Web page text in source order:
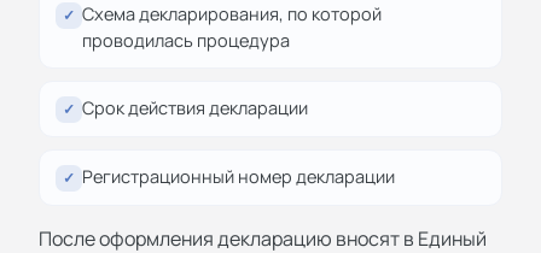
✓ Схема декларирования, по которой
проводилась процедура
✓ Срок действия декларации
✓ Регистрационный номер декларации
После оформления декларацию вносят в Единый